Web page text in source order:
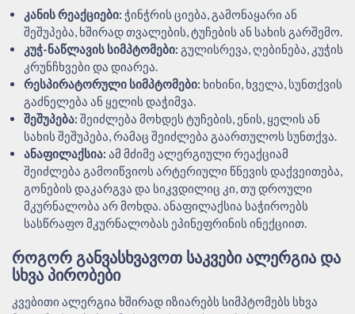
კანის რეაქციები: ჭინჭრის ციება, გამონაყარი ან
შეშუპება, ხშირად თვალების, ტუჩების ან სახის გარშემო.
კუჭ-ნაწლავის სიმპტომები: გულისრევა, ღებინება, კუჭის
კრუნჩხვები და დიარეა.
რესპირატორული სიმპტომები: ხიხინი, ხველა, სუნთქვის
გაძნელება ან ყელის დაჭიმვა.
შეშუპება: შეიძლება მოხდეს ტუჩების, ენის, ყელის ან
სახის შეშუპება, რამაც შეიძლება გაართულოს სუნთქვა.
ანაფილაქსია: ამ მძიმე ალერგიული რეაქციამ
შეიძლება გამოიწვიოს არტერიული წნევის დაქვეითება,
გონების დაკარგვა და სიკვდილიც კი, თუ დროული
მკურნალობა არ მოხდა. ანაფილაქსია საჭიროებს
სასწრაფო მკურნალობას ეპინეფრინის ინექციით.
ᲠᲝᲒᲝᲠ ᲒᲐᲜᲕᲐᲡᲮᲕᲐᲕᲝᲗ ᲡᲐᲙᲕᲔᲑᲘ ᲐᲚᲔᲠᲒᲘᲐ ᲓᲐ
ᲡᲮᲕᲐ ᲞᲘᲠᲝᲑᲔᲑᲘ
კვებითი ალერგია ხშირად იზიარებს სიმპტომებს სხვა